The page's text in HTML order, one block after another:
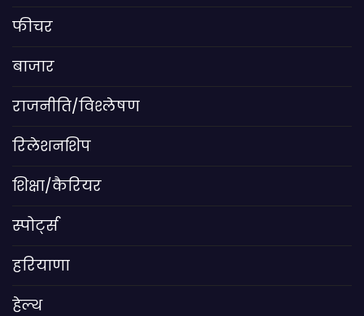
फीचर
बाजार
राजनीति/विश्लेषण
रिलेशनशिप
शिक्षा/कैरियर
स्पोर्ट्स
हरियाणा
हेल्थ